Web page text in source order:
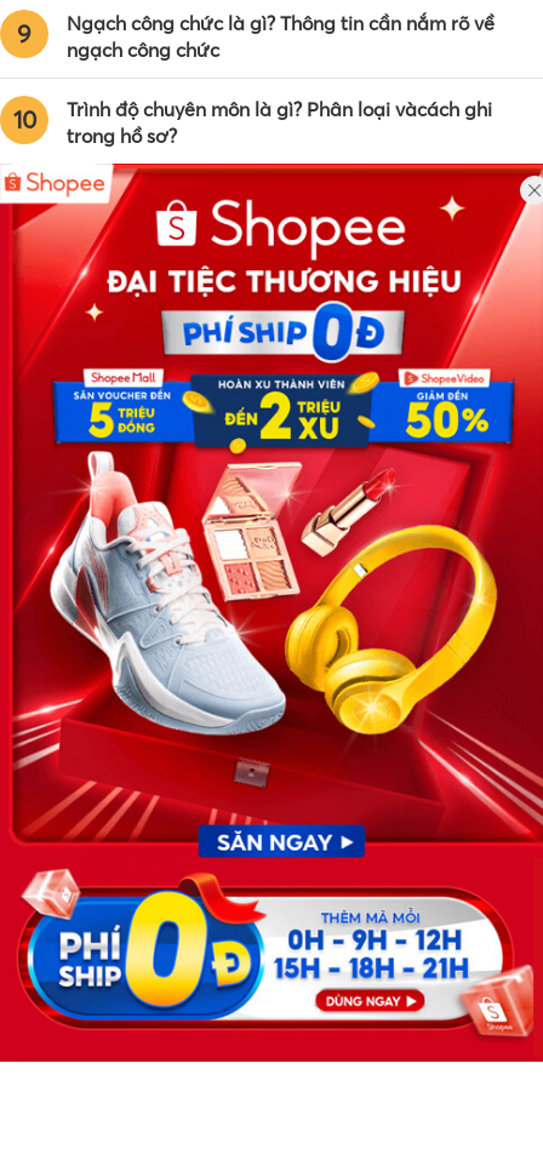
9
Ngạch công chức là gì? Thông tin cần nắm rõ về
ngạch công chức
10
Trình độ chuyên môn là gì? Phân loại vàcách ghi
trong hồ sơ?
Công ty TNHH Eyeplus Online
Địa chỉ: Số 81, ngõ 68, đường Cầu Giấy, Tổ 05, Phường Quan
Hoa, Quận Cầu Giấy, TP Hà Nội, Việt Nam
SĐT: 0981 448 766
Email:
hotro@timviec.com.vn
VỀ CHÚNG TÔI
News.timviec.com.vn là website cung cấp thông tin liên quan đến
nhân sự, nghề nghiệp do Timviec.com.vn vận hành nhằm giúp
doanh nghiệp, nhân sự tuyển dụng, người đi làm, người tìm việc
cập nhật thông tin và đáp ứng được mong muốn của mình.
KẾT NỐI
Giấy phép hoạt động dịch vụ
việc làm số 54/2019/SLĐTBXH-
GP do Sở lao động thương
binh và xã hội cấp ngày 30
tháng 12 năm 2019.